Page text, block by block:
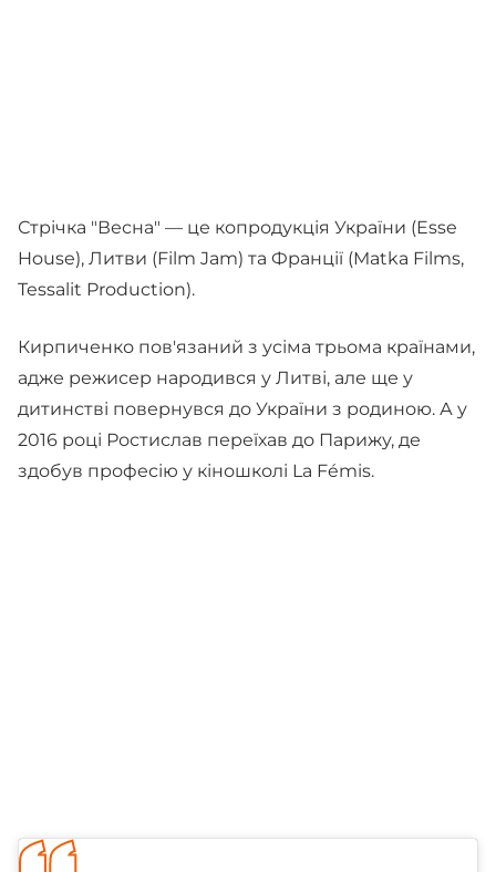
Стрічка "Весна" — це копродукція України (Esse
House), Литви (Film Jam) та Франції (Matka Films,
Tessalit Production).
Кирпиченко пов'язаний з усіма трьома країнами,
адже режисер народився у Литві, але ще у
дитинстві повернувся до України з родиною. А у
2016 році Ростислав переїхав до Парижу, де
здобув професію у кіношколі La Fémis.